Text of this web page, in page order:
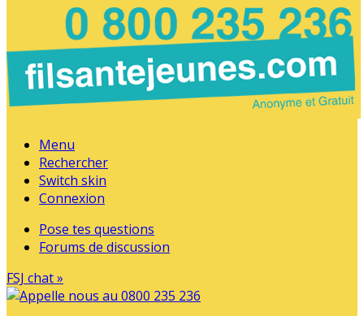
Menu
Rechercher
Switch skin
Connexion
Pose tes questions
Forums de discussion
FSJ chat »